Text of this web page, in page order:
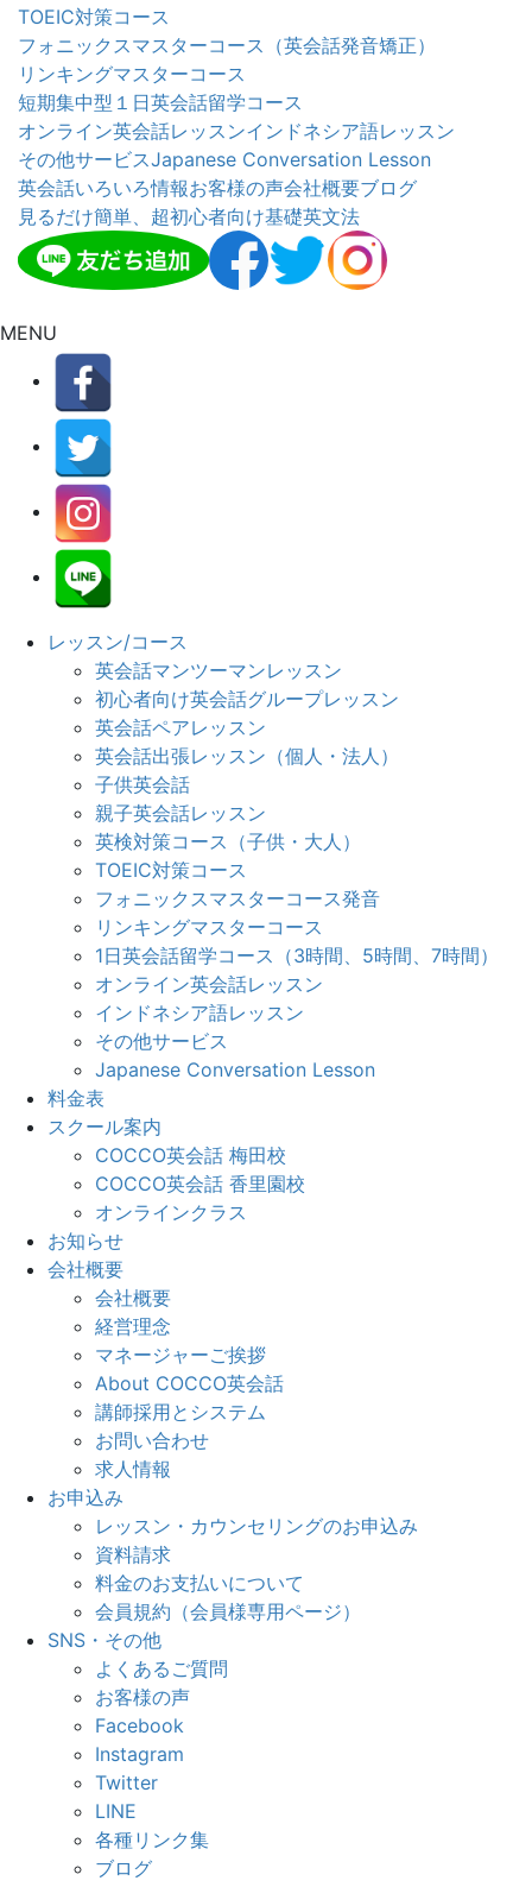
TOEIC対策コース
フォニックスマスターコース（英会話発音矯正）
リンキングマスターコース
短期集中型１日英会話留学コース
オンライン英会話レッスンインドネシア語レッスン
その他サービスJapanese Conversation Lesson
英会話いろいろ情報お客様の声会社概要ブログ
見るだけ簡単、超初心者向け基礎英文法
MENU
レッスン/コース
英会話マンツーマンレッスン
初心者向け英会話グループレッスン
英会話ペアレッスン
英会話出張レッスン（個人・法人）
子供英会話
親子英会話レッスン
英検対策コース（子供・大人）
TOEIC対策コース
フォニックスマスターコース発音
リンキングマスターコース
1日英会話留学コース（3時間、5時間、7時間）
オンライン英会話レッスン
インドネシア語レッスン
その他サービス
Japanese Conversation Lesson
料金表
スクール案内
COCCO英会話 梅田校
COCCO英会話 香里園校
オンラインクラス
お知らせ
会社概要
会社概要
経営理念
マネージャーご挨拶
About COCCO英会話
講師採用とシステム
お問い合わせ
求人情報
お申込み
レッスン・カウンセリングのお申込み
資料請求
料金のお支払いについて
会員規約（会員様専用ページ）
SNS・その他
よくあるご質問
お客様の声
Facebook
Instagram
Twitter
LINE
各種リンク集
ブログ